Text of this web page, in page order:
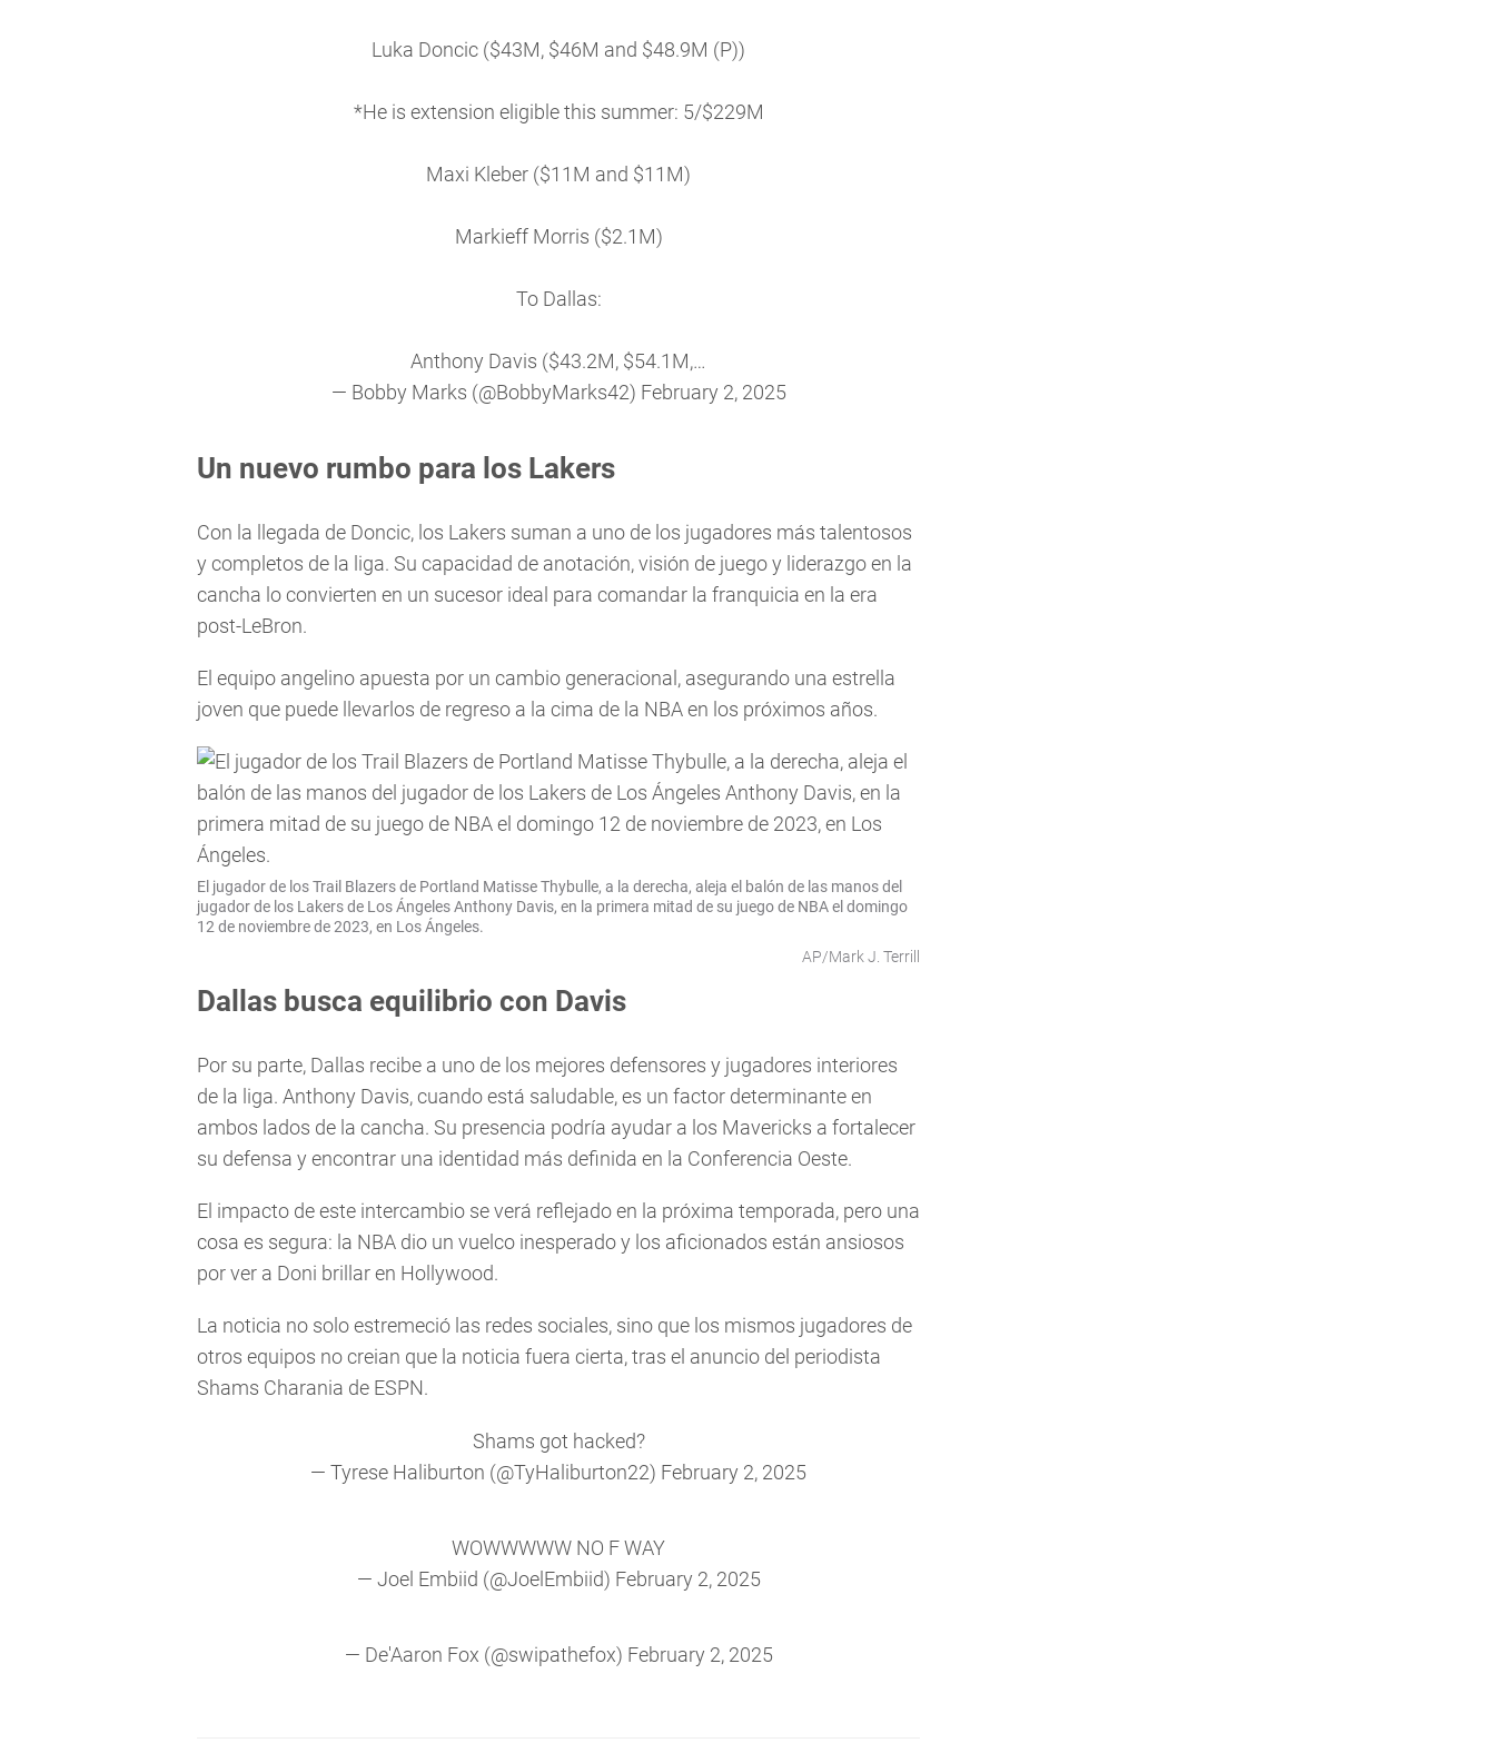
Luka Doncic ($43M, $46M and $48.9M (P))
*He is extension eligible this summer: 5/$229M
Maxi Kleber ($11M and $11M)
Markieff Morris ($2.1M)
To Dallas:
Anthony Davis ($43.2M, $54.1M,…
— Bobby Marks (@BobbyMarks42) February 2, 2025
Un nuevo rumbo para los Lakers
Con la llegada de Doncic, los Lakers suman a uno de los jugadores más talentosos
y completos de la liga. Su capacidad de anotación, visión de juego y liderazgo en la
cancha lo convierten en un sucesor ideal para comandar la franquicia en la era
post-LeBron.
El equipo angelino apuesta por un cambio generacional, asegurando una estrella
joven que puede llevarlos de regreso a la cima de la NBA en los próximos años.
El jugador de los Trail Blazers de Portland Matisse Thybulle, a la derecha, aleja el balón de las manos del
jugador de los Lakers de Los Ángeles Anthony Davis, en la primera mitad de su juego de NBA el domingo
12 de noviembre de 2023, en Los Ángeles.
AP/Mark J. Terrill
Dallas busca equilibrio con Davis
Por su parte, Dallas recibe a uno de los mejores defensores y jugadores interiores
de la liga. Anthony Davis, cuando está saludable, es un factor determinante en
ambos lados de la cancha. Su presencia podría ayudar a los Mavericks a fortalecer
su defensa y encontrar una identidad más definida en la Conferencia Oeste.
El impacto de este intercambio se verá reflejado en la próxima temporada, pero una
cosa es segura: la NBA dio un vuelco inesperado y los aficionados están ansiosos
por ver a Doni brillar en Hollywood.
La noticia no solo estremeció las redes sociales, sino que los mismos jugadores de
otros equipos no creian que la noticia fuera cierta, tras el anuncio del periodista
Shams Charania de ESPN.
Shams got hacked?
— Tyrese Haliburton (@TyHaliburton22) February 2, 2025
WOWWWWW NO F WAY
— Joel Embiid (@JoelEmbiid) February 2, 2025
— De'Aaron Fox (@swipathefox) February 2, 2025